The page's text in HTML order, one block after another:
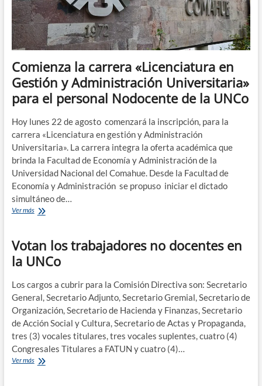
Comienza la carrera «Licenciatura en
Gestión y Administración Universitaria»
para el personal Nodocente de la UNCo
Hoy lunes 22 de agosto comenzará la inscripción, para la
carrera «Licenciatura en gestión y Administración
Universitaria». La carrera integra la oferta académica que
brinda la Facultad de Economía y Administración de la
Universidad Nacional del Comahue. Desde la Facultad de
Economía y Administración se propuso iniciar el dictado
simultáneo de…
Ver másComienza
«Licenciatura
en
Gestión
Administración
Universitaria»
para
el
personal
Nodocente
de
la
UNCo
Votan los trabajadores no docentes en
la UNCo
Los cargos a cubrir para la Comisión Directiva son: Secretario
General, Secretario Adjunto, Secretario Gremial, Secretario de
Organización, Secretario de Hacienda y Finanzas, Secretario
de Acción Social y Cultura, Secretario de Actas y Propaganda,
tres (3) vocales titulares, tres vocales suplentes, cuatro (4)
Congresales Titulares a FATUN y cuatro (4)…
Ver másVotan